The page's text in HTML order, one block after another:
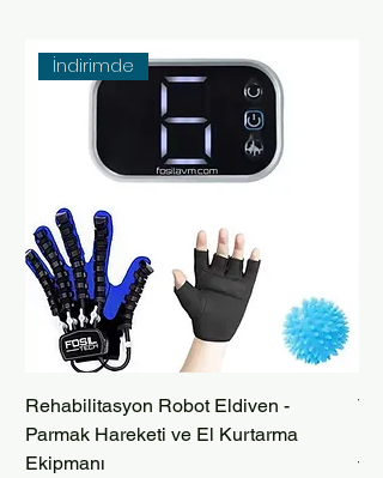
İndirimde
Rehabilitasyon Robot Eldiven -
Parmak Hareketi ve El Kurtarma
Ekipmanı